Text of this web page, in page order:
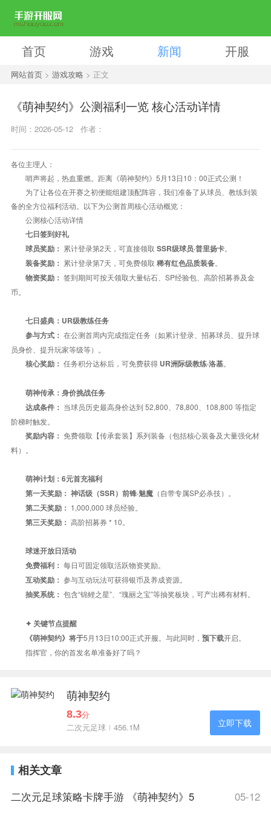
首页 游戏 新闻 开服
网站首页> 游戏攻略 > 正文
《萌神契约》公测福利一览 核心活动详情
时间：2026-05-12 作者：
各位主理人：
哨声将起，热血重燃。距离《萌神契约》5月13日10：00正式公测！
为了让各位在开赛之初便能组建顶配阵容，我们准备了从球员、教练到装
备的全方位福利活动。以下为公测首周核心活动概览：
公测核心活动详情
七日签到好礼
球员奖励： 累计登录第2天，可直接领取 SSR级球员·普里扬卡。
装备奖励： 累计登录第7天，可免费领取 稀有红色品质装备。
物资奖励： 签到期间可按天领取大量钻石、SP经验包、高阶招募券及金
币。
七日盛典： UR级教练任务
参与方式： 在公测首周内完成指定任务（如累计登录、招募球员、提升球
员身价、提升玩家等级等）。
核心奖励： 任务积分达标后，可免费获得 UR洲际级教练·洛基。
萌神传承：身价挑战任务
达成条件： 当球员历史最高身价达到 52,800、78,800、108,800 等指定
阶梯时触发。
奖励内容： 免费领取【传承套装】系列装备（包括核心装备及大量强化材
料）。
萌神计划：6元首充福利
第一天奖励： 神话级（SSR）前锋·魅魔（自带专属SP必杀技）。
第二天奖励： 1,000,000 球员经验。
第三天奖励： 高阶招募券 * 10。
球迷开放日活动
免费福利： 每日可固定领取活跃物资奖励。
互动奖励： 参与互动玩法可获得银币及养成资源。
抽奖系统： 包含“锦鲤之星”、“瑰丽之宝”等抽奖板块，可产出稀有材料。
✦ 关键节点提醒
《萌神契约》将于5月13日10:00正式开服。与此同时， 预下载开启。
指挥官，你的首发名单准备好了吗？
萌神契约
8.3分
二次元足球
456.1M 立即下载
相关文章
二次元足球策略卡牌手游 《萌神契约》5 05-12